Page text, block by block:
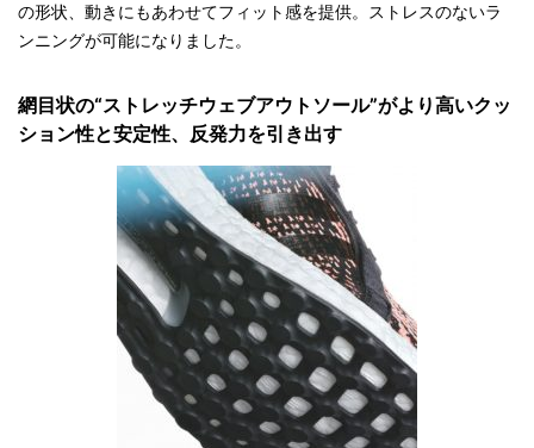
の形状、動きにもあわせてフィット感を提供。ストレスのないラ
ンニングが可能になりました。
網目状の“ストレッチウェブアウトソール”がより高いクッ
ション性と安定性、反発力を引き出す